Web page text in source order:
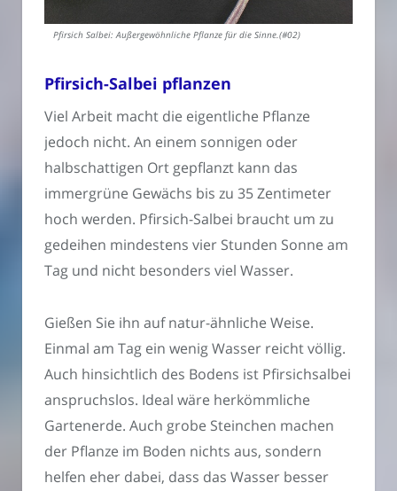
Pfirsich Salbei: Außergewöhnliche Pflanze für die Sinne.(#02)
Pfirsich-Salbei pflanzen
Viel Arbeit macht die eigentliche Pflanze
jedoch nicht. An einem sonnigen oder
halbschattigen Ort gepflanzt kann das
immergrüne Gewächs bis zu 35 Zentimeter
hoch werden. Pfirsich-Salbei braucht um zu
gedeihen mindestens vier Stunden Sonne am
Tag und nicht besonders viel Wasser.
Gießen Sie ihn auf natur-ähnliche Weise.
Einmal am Tag ein wenig Wasser reicht völlig.
Auch hinsichtlich des Bodens ist Pfirsichsalbei
anspruchslos. Ideal wäre herkömmliche
Gartenerde. Auch grobe Steinchen machen
der Pflanze im Boden nichts aus, sondern
helfen eher dabei, dass das Wasser besser